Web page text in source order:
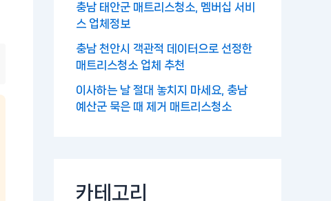
충남 태안군 매트리스청소, 멤버십 서비
스 업체정보
충남 천안시 객관적 데이터으로 선정한
매트리스청소 업체 추천
이사하는 날 절대 놓치지 마세요, 충남
예산군 묵은 때 제거 매트리스청소
카테고리